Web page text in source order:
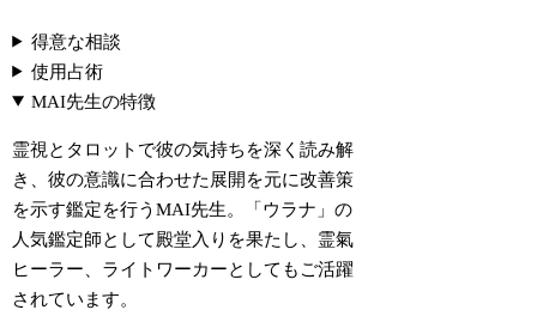
得意な相談
使用占術
MAI先生の特徴
霊視とタロットで彼の気持ちを深く読み解
き、彼の意識に合わせた展開を元に改善策
を示す鑑定を行うMAI先生。「ウラナ」の
人気鑑定師として殿堂入りを果たし、霊氣
ヒーラー、ライトワーカーとしてもご活躍
されています。